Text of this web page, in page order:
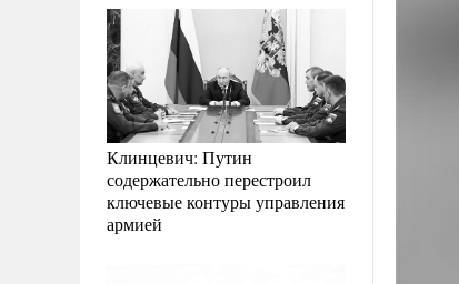
Клинцевич: Путин
содержательно перестроил
ключевые контуры управления
армией